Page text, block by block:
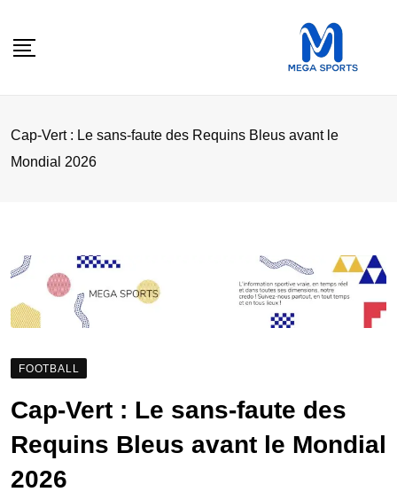
Cap-Vert : Le sans-faute des Requins Bleus avant le
Mondial 2026
FOOTBALL
Cap-Vert : Le sans-faute des
Requins Bleus avant le Mondial
2026